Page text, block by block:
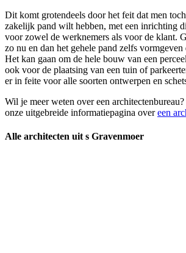
Dit komt grotendeels door het feit dat men
zakelijk pand wilt hebben, met een inrichting
voor zowel de werknemers als voor de klant.
zo nu en dan het gehele pand zelfs vormgeven
Het kan gaan om de hele bouw van een
ook voor de plaatsing van een tuin of
er in feite voor alle soorten ontwerpen en
Wil je meer weten over een
onze uitgebreide informatiepagina overeen
Alle architecten uit s Gravenmoer